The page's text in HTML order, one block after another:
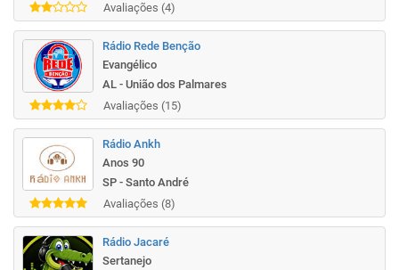
Avaliações (4)
Rádio Rede Benção
Evangélico
AL - União dos Palmares
Avaliações (15)
Rádio Ankh
Anos 90
SP - Santo André
Avaliações (8)
Rádio Jacaré
Sertanejo